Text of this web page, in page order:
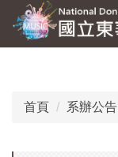
到
主
首頁 系辦公告